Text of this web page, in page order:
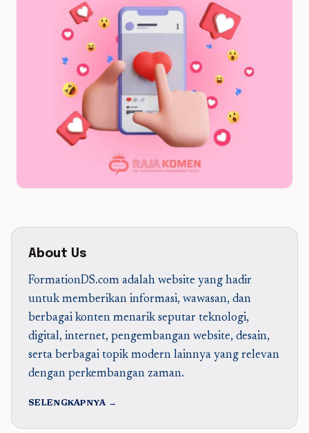
About Us
FormationDS.com adalah website yang hadir
untuk memberikan informasi, wawasan, dan
berbagai konten menarik seputar teknologi,
digital, internet, pengembangan website, desain,
serta berbagai topik modern lainnya yang relevan
dengan perkembangan zaman.
SELENGKAPNYA →